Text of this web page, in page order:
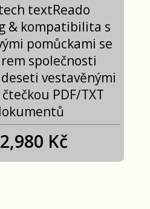
textReado
& kompatibilita s
pomůckami se
společnosti
vestavěnými
PDF/TXT
Kč